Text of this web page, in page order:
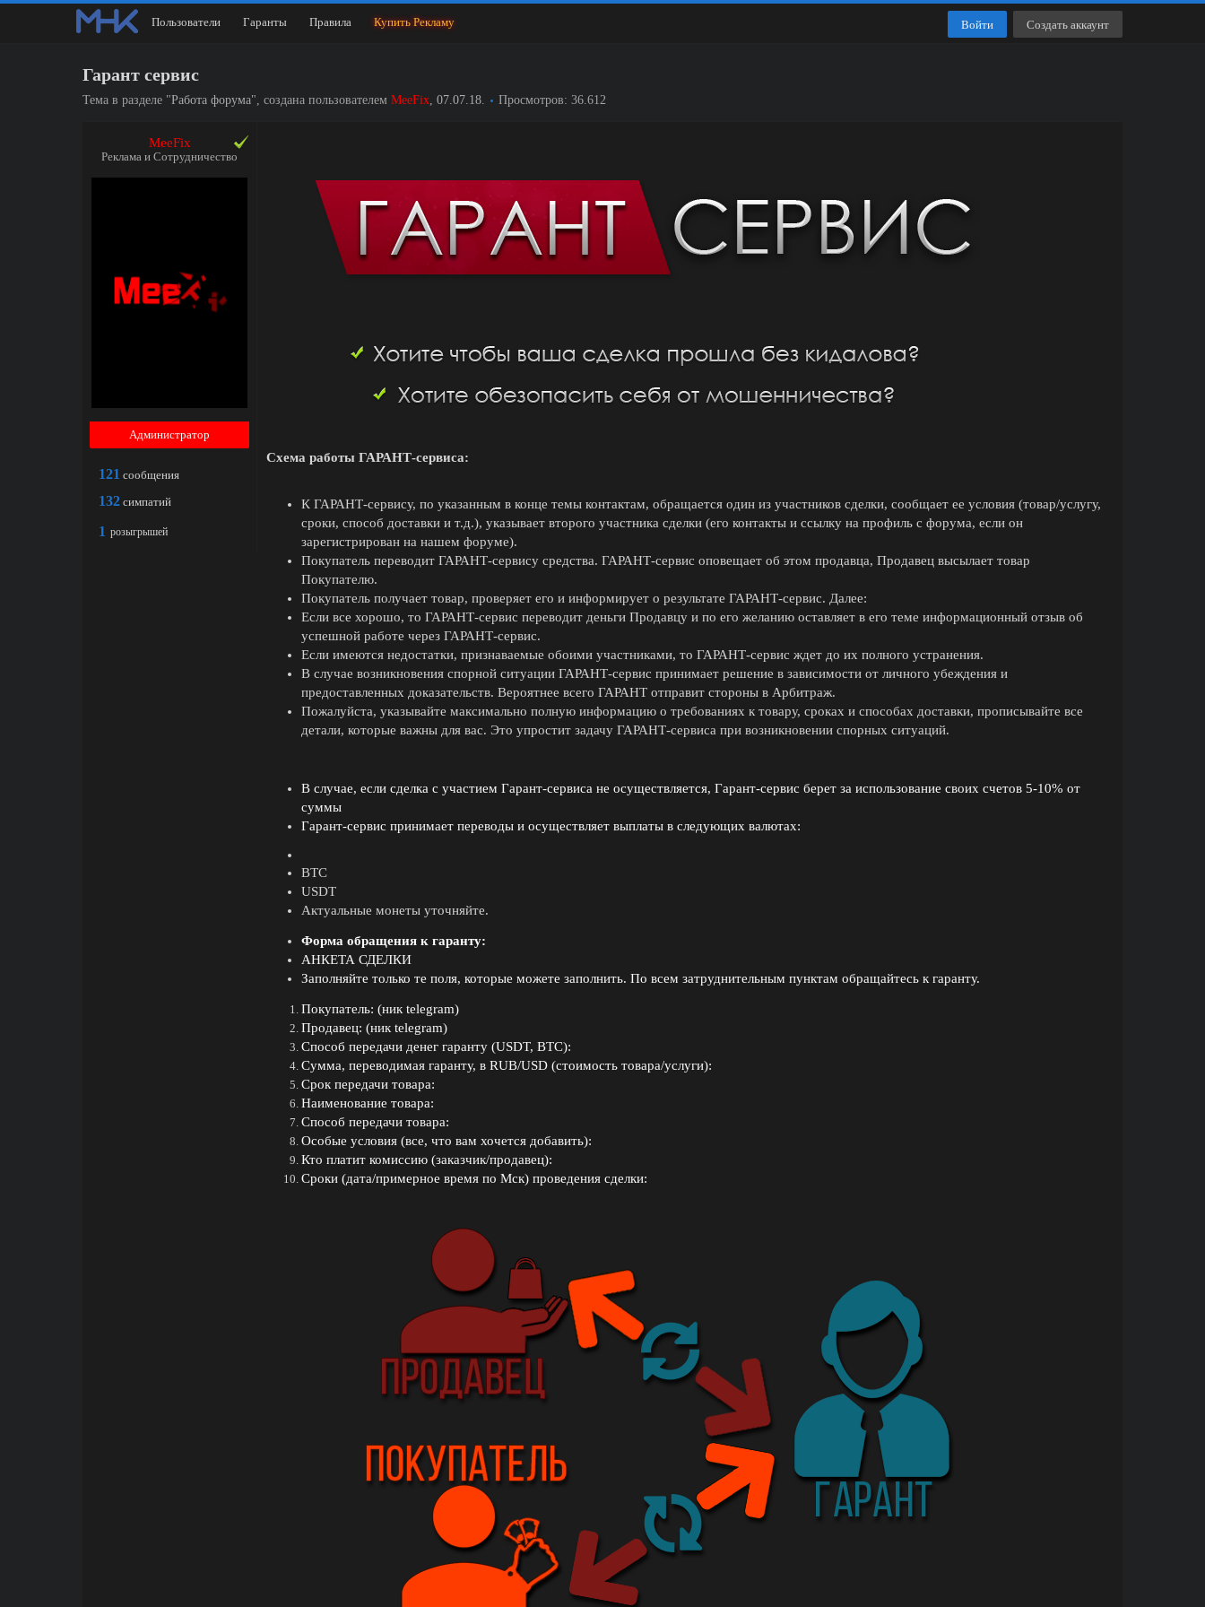
Гарант сервис
Тема в разделе "Работа форума", создана пользователем MeeFix, 07.07.18. Просмотров: 36.612
MeeFix
Реклама и Сотрудничество
Администратор
121 сообщения
132 симпатий
1 розыгрышей
Схема работы ГАРАНТ-сервиса:
К ГАРАНТ-сервису, по указанным в конце темы контактам, обращается один из участников сделки, сообщает ее условия (товар/услугу,
сроки, способ доставки и т.д.), указывает второго участника сделки (его контакты и ссылку на профиль с форума, если он
зарегистрирован на нашем форуме).
Покупатель переводит ГАРАНТ-сервису средства. ГАРАНТ-сервис оповещает об этом продавца, Продавец высылает товар
Покупателю.
Покупатель получает товар, проверяет его и информирует о результате ГАРАНТ-сервис. Далее:
Если все хорошо, то ГАРАНТ-сервис переводит деньги Продавцу и по его желанию оставляет в его теме информационный отзыв об
успешной работе через ГАРАНТ-сервис.
Если имеются недостатки, признаваемые обоими участниками, то ГАРАНТ-сервис ждет до их полного устранения.
В случае возникновения спорной ситуации ГАРАНТ-сервис принимает решение в зависимости от личного убеждения и
предоставленных доказательств. Вероятнее всего ГАРАНТ отправит стороны в Арбитраж.
Пожалуйста, указывайте максимально полную информацию о требованиях к товару, сроках и способах доставки, прописывайте все
детали, которые важны для вас. Это упростит задачу ГАРАНТ-сервиса при возникновении спорных ситуаций.
В случае, если сделка с участием Гарант-сервиса не осуществляется, Гарант-сервис берет за использование своих счетов 5-10% от
суммы
Гарант-сервис принимает переводы и осуществляет выплаты в следующих валютах:
BTC
USDT
Актуальные монеты уточняйте.
Форма обращения к гаранту:
АНКЕТА СДЕЛКИ
Заполняйте только те поля, которые можете заполнить. По всем затруднительным пунктам обращайтесь к гаранту.
Покупатель: (ник telegram)
Продавец: (ник telegram)
Способ передачи денег гаранту (USDT, BTC):
Сумма, переводимая гаранту, в RUB/USD (стоимость товара/услуги):
Срок передачи товара:
Наименование товара:
Способ передачи товара:
Особые условия (все, что вам хочется добавить):
Кто платит комиссию (заказчик/продавец):
Сроки (дата/примерное время по Мск) проведения сделки:
Пользователи Гаранты Правила Купить Рекламу Войти Создать аккаунт